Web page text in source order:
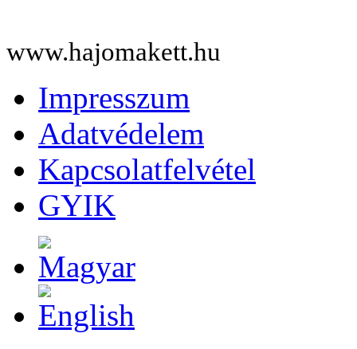
www.hajomakett.hu
Impresszum
Adatvédelem
Kapcsolatfelvétel
GYIK